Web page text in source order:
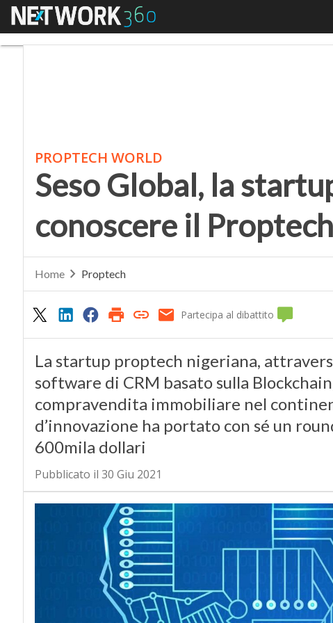
Menu
PROPTECH WORLD
Seso Global, la
conoscere il
Home Proptech
Partecipa al dibattito
La startup proptech nigeriana,
software di CRM basato sulla
compravendita immobiliare nel
d’innovazione ha portato con sé un
600mila dollari
Pubblicato il 30 Giu 2021